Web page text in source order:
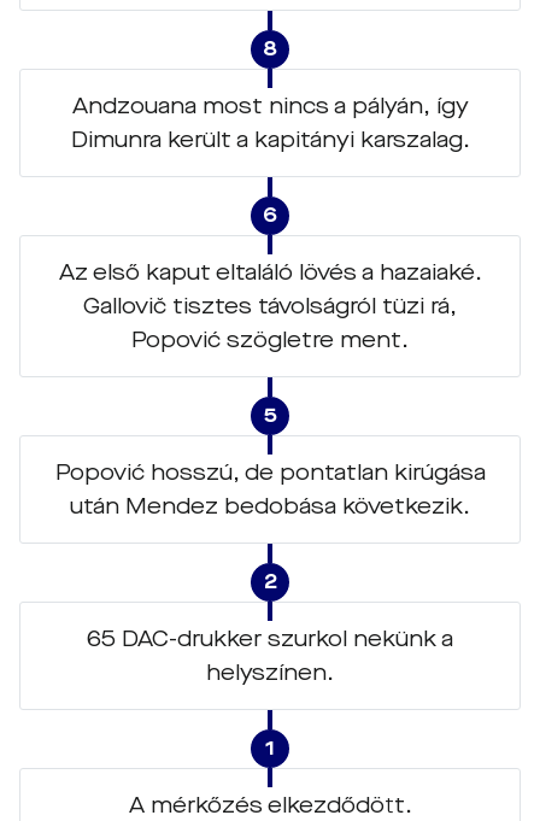
8
Andzouana most nincs a pályán, így
Dimunra került a kapitányi karszalag.
6
Az első kaput eltaláló lövés a hazaiaké.
Gallovič tisztes távolságról tüzi rá,
Popović szögletre ment.
5
Popović hosszú, de pontatlan kirúgása
után Mendez bedobása következik.
2
65 DAC-drukker szurkol nekünk a
helyszínen.
1
A mérkőzés elkezdődött.